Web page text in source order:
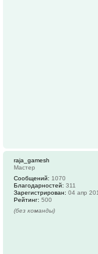
raja_gamesh
Мастер
Сообщений: 1070
Благодарностей: 311
Зарегистрирован: 04 апр
Рейтинг: 500
(без команды)